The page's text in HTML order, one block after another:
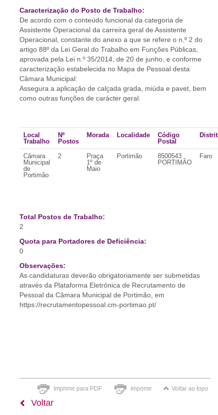
Caracterização do Posto de Trabalho:
De acordo com o conteúdo funcional da categoria de
Assistente Operacional da carreira geral de Assistente
Operacional, constante do anexo a que se refere o n.º 2 do
artigo 88º da Lei Geral do Trabalho em Funções Públicas,
aprovada pela Lei n.º 35/2014, de 20 de junho, e conforme
caracterização estabelecida no Mapa de Pessoal desta
Câmara Municipal:
Assegura a aplicação de calçada grada, miúda e pavet, bem
como outras funções de carácter geral.
Local
Trabalho
Nº
Postos
Morada Localidade
Código
Postal
Câmara
Municipal
de
Portimão
2
Praça
1º de
Maio
Portimão
8500543
PORTIMÃO
Faro
Total Postos de Trabalho:
2
Quota para Portadores de Deficiência:
0
Observações:
As candidaturas deverão obrigatoriamente ser submetidas
através da Plataforma Eletrónica de Recrutamento de
Pessoal da Câmara Municipal de Portimão, em
https://recrutamentopessoal.cm-portimao.pt/
Imprimir para PDF Imprimir Voltar ao topo
Voltar